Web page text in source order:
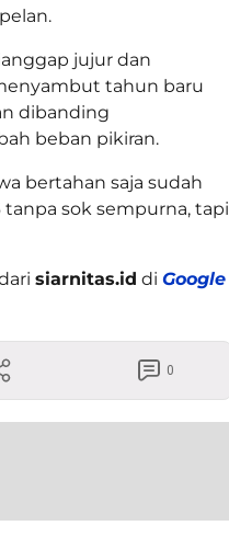
jujur dan
tahun baru
dibanding
beban pikiran.
bertahan saja sudah
sok sempurna, tapi
siarnitas.id di Google
0